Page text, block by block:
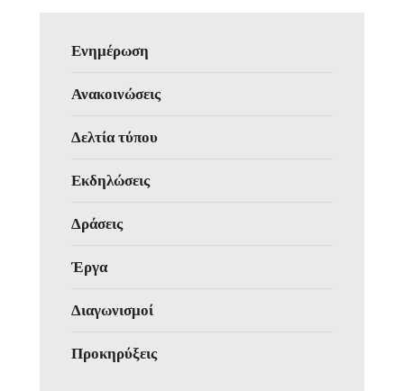
Ενημέρωση
Ανακοινώσεις
Δελτία τύπου
Εκδηλώσεις
Δράσεις
Έργα
Διαγωνισμοί
Προκηρύξεις